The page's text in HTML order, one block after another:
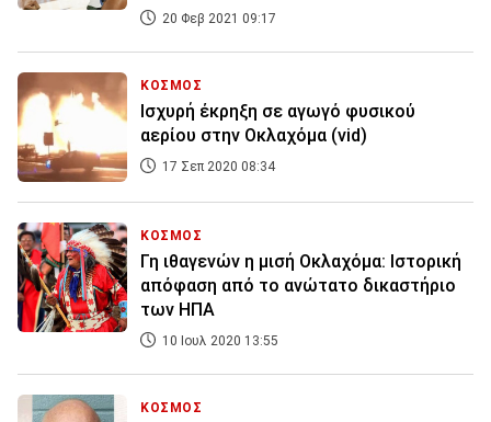
20 Φεβ 2021 09:17
ΚΟΣΜΟΣ
Ισχυρή έκρηξη σε αγωγό φυσικού
αερίου στην Οκλαχόμα (vid)
17 Σεπ 2020 08:34
ΚΟΣΜΟΣ
Γη ιθαγενών η μισή Οκλαχόμα: Ιστορική
απόφαση από το ανώτατο δικαστήριο
των ΗΠΑ
10 Ιουλ 2020 13:55
ΚΟΣΜΟΣ